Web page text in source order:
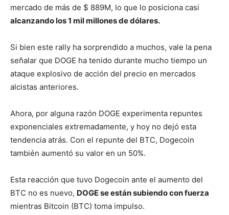
mercado de más de $ 889M, lo que lo posiciona casi
alcanzando los 1 mil millones de dólares.
Si bien este rally ha sorprendido a muchos, vale la pena
señalar que DOGE ha tenido durante mucho tiempo un
ataque explosivo de acción del precio en mercados
alcistas anteriores.
Ahora, por alguna razón DOGE experimenta repuntes
exponenciales extremadamente, y hoy no dejó esta
tendencia atrás. Con el repunte del BTC, Dogecoin
también aumentó su valor en un 50%.
Esta reacción que tuvo Dogecoin ante el aumento del
BTC no es nuevo, DOGE se están subiendo con fuerza
mientras Bitcoin (BTC) toma impulso.